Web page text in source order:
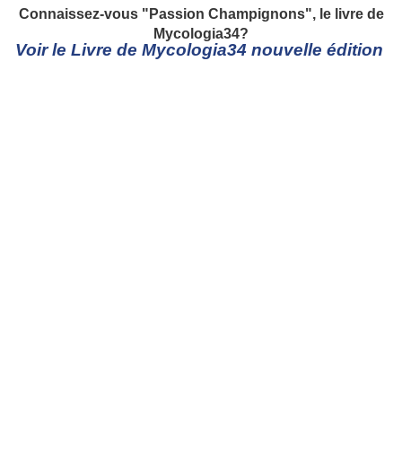
Connaissez-vous "Passion Champignons", le livre de
Mycologia34?
Voir le Livre de Mycologia34 nouvelle édition